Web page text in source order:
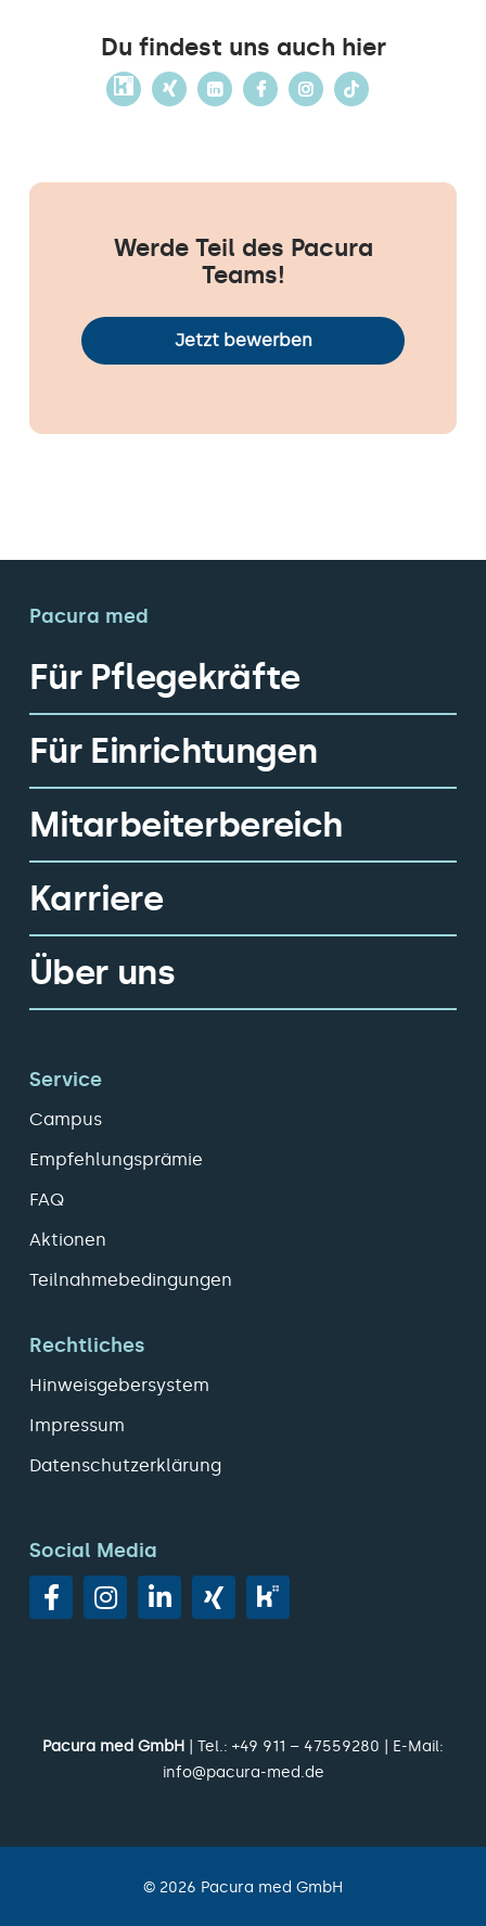
Du findest uns auch hier
Werde Teil des Pacura
Teams!
Jetzt bewerben
Pacura med
Für Pflegekräfte
Für Einrichtungen
Mitarbeiterbereich
Karriere
Über uns
Service
Campus
Empfehlungsprämie
FAQ
Aktionen
Teilnahmebedingungen
Rechtliches
Hinweisgebersystem
Impressum
Datenschutzerklärung
Social Media
Pacura med GmbH | Tel.: +49 911 – 47559280 | E-Mail:
info@pacura-med.de
© 2026 Pacura med GmbH